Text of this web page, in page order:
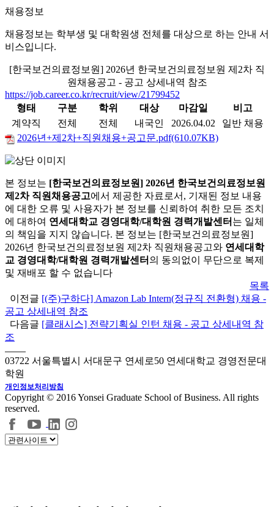
채용정보
채용정보는 학부생 및 대학원생 전체를 대상으로 하는 안내 서
비스입니다.
[한국보건의료정보원] 2026년 한국보건의료정보원 제2차 직
원채용공고 - 공고 상세내역 참조
https://job.career.co.kr/recruit/view/21799452
형태
구분 학위 대상 마감일
비고
계약직
전체 전체 내국인 2026.04.02
일반 채용
2026년+제2차+직원채용+공고문.pdf(610.07KB)
본 정보는 [한국보건의료정보원] 2026년 한국보건의료정보원
제2차 직원채용공고에서 제공한 자료로서, 기재된 정보 내용
에 대한 오류 및 사용자가 본 정보를 신뢰하여 취한 모든 조치
에 대하여 연세대학교 경영대학/대학원 경력개발센터 는 일체
의 책임을 지지 않습니다. 본 정보는 [한국보건의료정보원]
2026년 한국보건의료정보원 제2차 직원채용공고와 연세대학
교 경영대학/대학원 경력개발센터 의 동의없이 무단으로 복제
및 재배포 할 수 없습니다
목록
이전글 [(주)구하다] Amazon Lab Intern(정규직 전환형) 채용 -
공고 상세내역 참조
다음글 [클래시스] 전략기획실 인턴 채용 - 공고 상세내역 참
조
03722 서울특별시 서대문구 연세로50 연세대학교 경영전문대
학원
개인정보처리방침
Copyright © 2016 Yonsei Graduate School of Business. All rights
reserved.